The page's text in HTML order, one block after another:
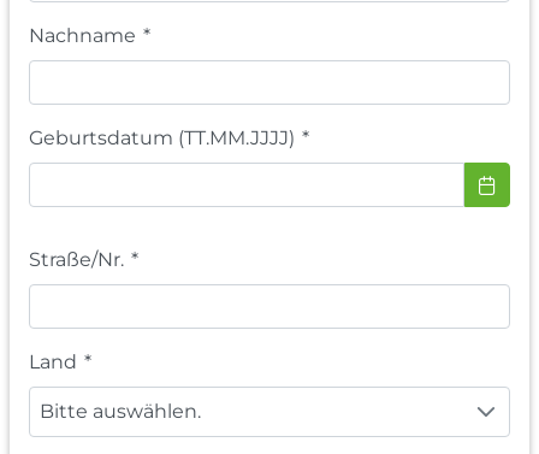
Nachname *
Geburtsdatum (TT.MM.JJJJ) *
Straße/Nr. *
Land *
Bitte auswählen.